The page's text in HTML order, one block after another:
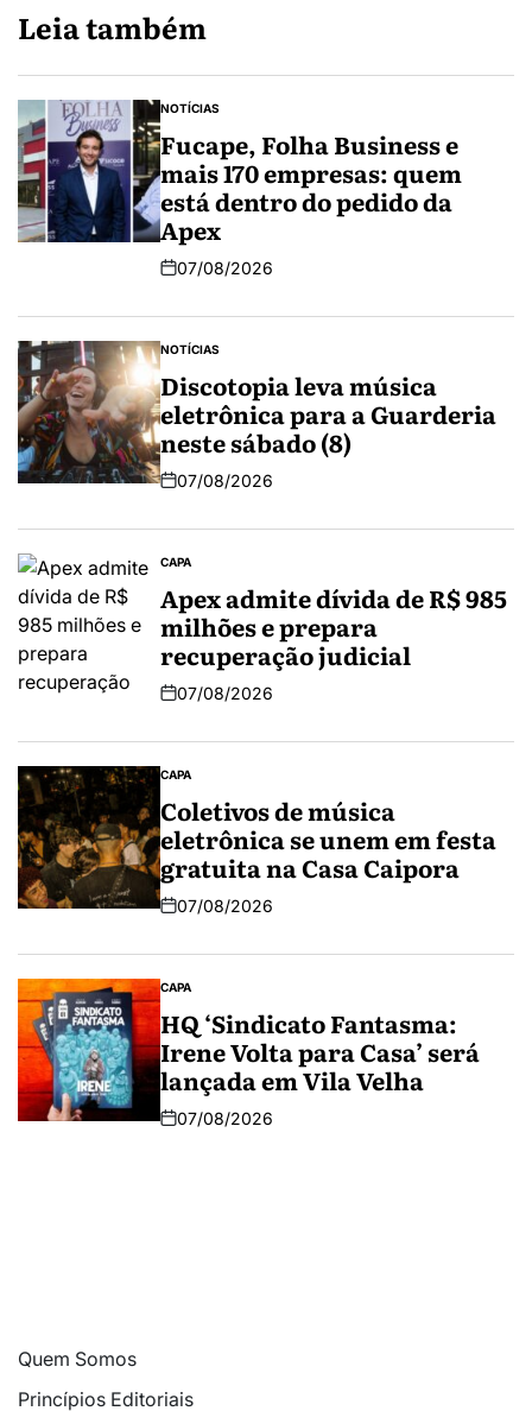
Leia também
NOTÍCIAS
Fucape, Folha Business e
mais 170 empresas: quem
está dentro do pedido da
Apex
07/08/2026
NOTÍCIAS
Discotopia leva música
eletrônica para a Guarderia
neste sábado (8)
07/08/2026
CAPA
Apex admite dívida de R$ 985
milhões e prepara
recuperação judicial
07/08/2026
CAPA
Coletivos de música
eletrônica se unem em festa
gratuita na Casa Caipora
07/08/2026
CAPA
HQ ‘Sindicato Fantasma:
Irene Volta para Casa’ será
lançada em Vila Velha
07/08/2026
Quem Somos
Princípios Editoriais